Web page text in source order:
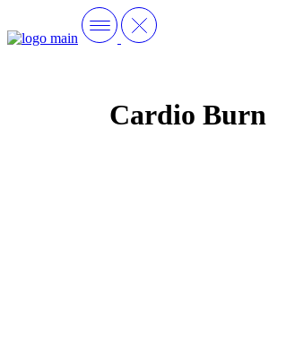
Cardio Burn